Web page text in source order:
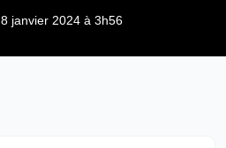
8 janvier 2024 à 3h56